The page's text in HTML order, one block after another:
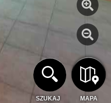
MAPA
SZUKAJ